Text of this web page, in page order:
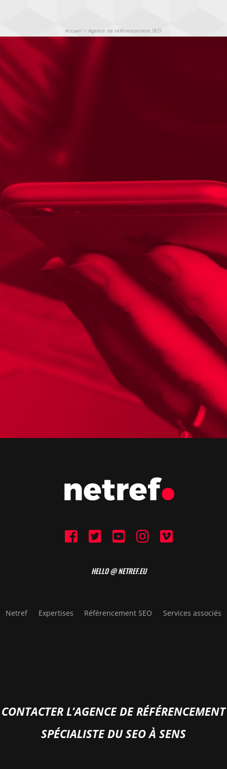
Accueil >Agence de référencement SEO
HELLO @ NETREF.EU
Netref Expertises Référencement SEO Services associés
CONTACTER L’AGENCE DE RÉFÉRENCEMENT
SPÉCIALISTE DU SEO À SENS